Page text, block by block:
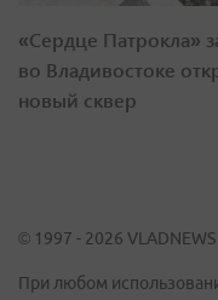
«Сердце Патрокла»
во Владивостоке
новый сквер
© 1997 - 2026 VLADNEWS
При любом